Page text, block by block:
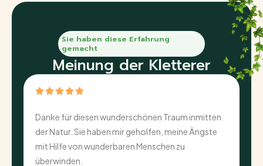
Sie haben diese Erfahrung
gemacht
Meinung der Kletterer
Danke für diesen wunderschönen Traum inmitten
der Natur. Sie haben mir geholfen, meine Ängste
mit Hilfe von wunderbaren Menschen zu
überwinden.